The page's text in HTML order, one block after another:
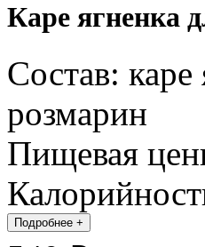
Каре ягненка
Состав:
розмарин
Пищевая
Подробнее +